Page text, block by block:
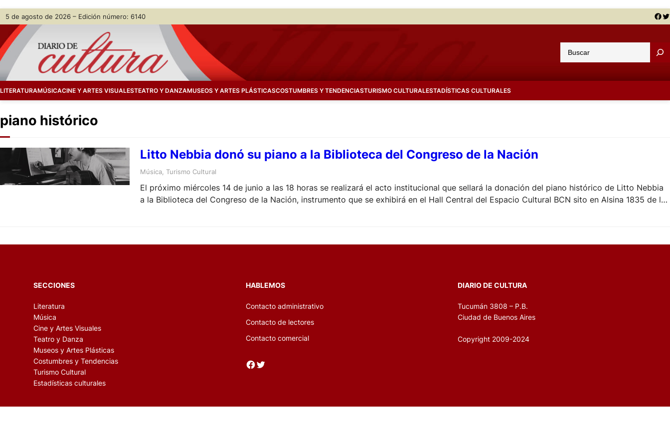
Skip
content
5 de agosto de 2026 – Edición número: 6140 Facebook Twitter
u
a
LITERATURAMÚSICACINE Y ARTES VISUALESTEATRO Y DANZAMUSEOS Y ARTES PLÁSTICASCOSTUMBRES Y TENDENCIASTURISMO CULTURALESTADÍSTICAS CULTURALES
piano histórico
Litto Nebbia donó su piano a la Biblioteca del Congreso de la Nación
Música Turismo Cultural
El próximo miércoles 14 de junio a las 18 horas se realizará el acto institucional que sellará la donación del piano histórico de Litto Nebbia
a la Biblioteca del Congreso de la Nación, instrumento que se exhibirá en el Hall Central del Espacio Cultural BCN sito en Alsina 1835 de la
SECCIONES
Literatura
Música
Cine y Artes Visuales
Teatro y Danza
Museos y Artes Plásticas
Costumbres y Tendencias
Turismo Cultural
Estadísticas culturales
HABLEMOS
Contacto administrativo
Contacto de lectores
Contacto comercial
Facebook Twitter
DIARIO DE CULTURA
Tucumán 3808 – P.B.
Ciudad de Buenos Aires
Copyright 2009-2024